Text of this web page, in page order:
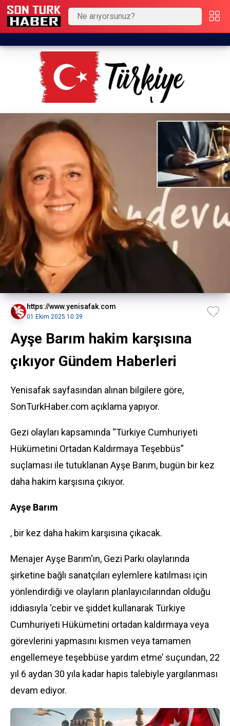
https://www.yenisafak.com
01 Ekim 2025 10:39
Ayşe Barım hakim karşısına
çıkıyor Gündem Haberleri
Yenisafak sayfasından alınan bilgilere göre,
SonTurkHaber.com açıklama yapıyor.
Gezi olayları kapsamında “Türkiye Cumhuriyeti
Hükümetini Ortadan Kaldırmaya Teşebbüs”
suçlaması ile tutuklanan Ayşe Barım, bugün bir kez
daha hakim karşısına çıkıyor.
Ayşe Barım
, bir kez daha hakim karşısına çıkacak.
Menajer Ayşe Barım'ın, Gezi Parkı olaylarında
şirketine bağlı sanatçıları eylemlere katılması için
yönlendirdiği ve olayların planlayıcılarından olduğu
iddiasıyla ‘cebir ve şiddet kullanarak Türkiye
Cumhuriyeti Hükümetini ortadan kaldırmaya veya
görevlerini yapmasını kısmen veya tamamen
engellemeye teşebbüse yardım etme’ suçundan, 22
yıl 6 aydan 30 yıla kadar hapis talebiyle yargılanması
devam ediyor.